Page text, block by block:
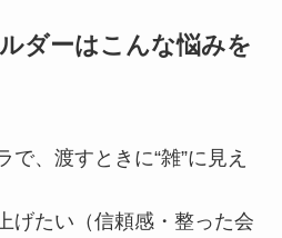
ダーはこんな悩みを
で、渡すときに“雑”に見え
げたい（信頼感・整った会